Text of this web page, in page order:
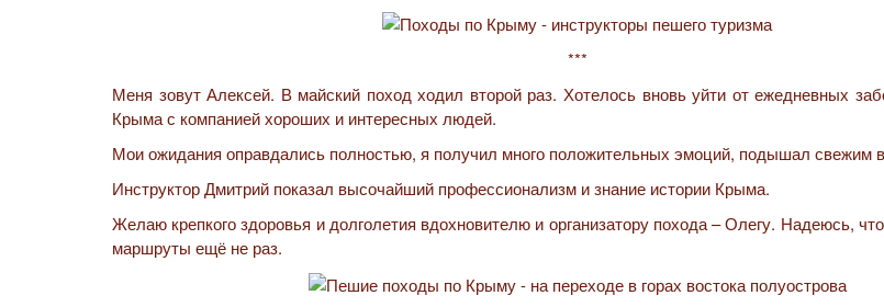
***
Меня зовут Алексей. В майский поход ходил второй раз. Хотелось вновь уйти от ежедневных
Крыма с компанией хороших и интересных людей.
Мои ожидания оправдались полностью, я получил много положительных эмоций, подышал свежим
Инструктор Дмитрий показал высочайший профессионализм и знание истории Крыма.
Желаю крепкого здоровья и долголетия вдохновителю и организатору похода – Олегу. Надеюсь,
маршруты ещё не раз.